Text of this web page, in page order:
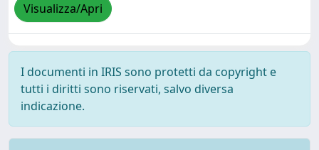
Visualizza/Apri
I documenti in IRIS sono protetti da copyright e
tutti i diritti sono riservati, salvo diversa
indicazione.